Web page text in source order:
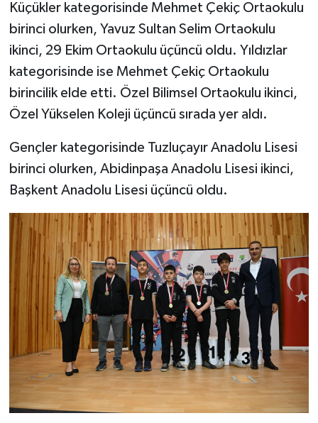
Küçükler kategorisinde Mehmet Çekiç Ortaokulu
birinci olurken, Yavuz Sultan Selim Ortaokulu
ikinci, 29 Ekim Ortaokulu üçüncü oldu. Yıldızlar
kategorisinde ise Mehmet Çekiç Ortaokulu
birincilik elde etti. Özel Bilimsel Ortaokulu ikinci,
Özel Yükselen Koleji üçüncü sırada yer aldı.
Gençler kategorisinde Tuzluçayır Anadolu Lisesi
birinci olurken, Abidinpaşa Anadolu Lisesi ikinci,
Başkent Anadolu Lisesi üçüncü oldu.